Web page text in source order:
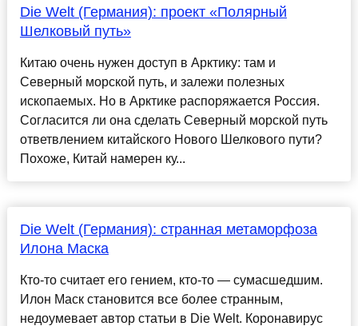
Die Welt (Германия): проект «Полярный
Шелковый путь»
Китаю очень нужен доступ в Арктику: там и
Северный морской путь, и залежи полезных
ископаемых. Но в Арктике распоряжается Россия.
Согласится ли она сделать Северный морской путь
ответвлением китайского Нового Шелкового пути?
Похоже, Китай намерен ку...
Die Welt (Германия): странная метаморфоза
Илона Маска
Кто-то считает его гением, кто-то — сумасшедшим.
Илон Маск становится все более странным,
недоумевает автор статьи в Die Welt. Коронавирус